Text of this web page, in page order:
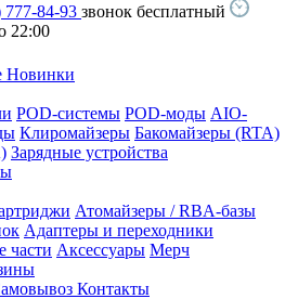
777-84-93 звонок бесплатный
22:00
Новинки
POD-системы POD-моды AIO-
Клиромайзеры Бакомайзеры (RTA)
Зарядные устройства
Атомайзеры / RBA-базы
Адаптеры и переходники
части Аксессуары Мерч
Контакты